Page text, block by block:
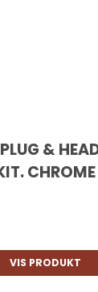
&
CHROME
VIS PRODUKT